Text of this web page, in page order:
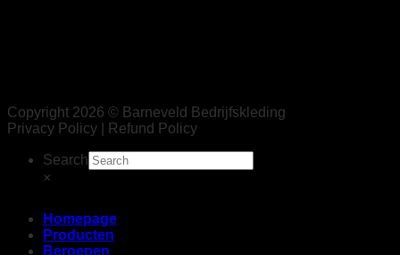
Copyright 2026 © Barneveld Bedrijfskleding
Privacy Policy | Refund Policy
Search
×
Homepage
Producten
Beroepen